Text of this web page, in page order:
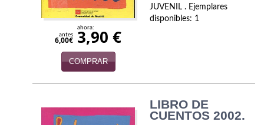
JUVENIL . Ejemplares
disponibles: 1
antes
6,00€
ahora:
3,90 €
COMPRAR
LIBRO DE
CUENTOS 2002.